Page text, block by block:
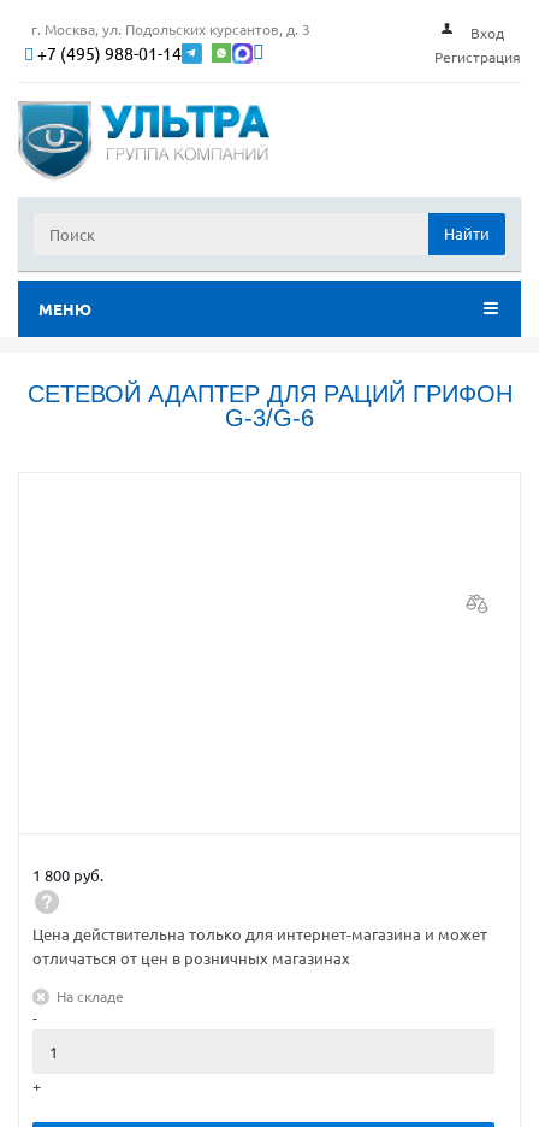
г. Москва, ул. Подольских курсантов, д. 3
+7 (495) 988-01-14
Вход
Регистрация
Найти
МЕНЮ
СЕТЕВОЙ АДАПТЕР ДЛЯ РАЦИЙ ГРИФОН
G-3/G-6
1 800 руб.
Цена действительна только для интернет-магазина и может
отличаться от цен в розничных магазинах
На складе
-
+